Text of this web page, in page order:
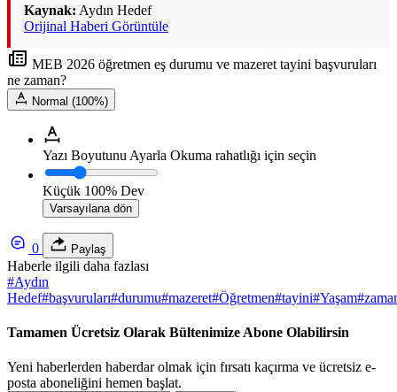
Kaynak: Aydın Hedef
Orijinal Haberi Görüntüle
MEB 2026 öğretmen eş durumu ve mazeret tayini başvuruları
ne zaman?
Normal (100%)
Yazı Boyutunu Ayarla Okuma rahatlığı için seçin
Küçük 100% Dev
Varsayılana dön
0 Paylaş
Haberle ilgili daha fazlası
#Aydın
Hedef#başvuruları#durumu#mazeret#Öğretmen#tayini#Yaşam#
Tamamen Ücretsiz Olarak Bültenimize Abone Olabilirsin
Yeni haberlerden haberdar olmak için fırsatı kaçırma ve ücretsiz e-
posta aboneliğini hemen başlat.